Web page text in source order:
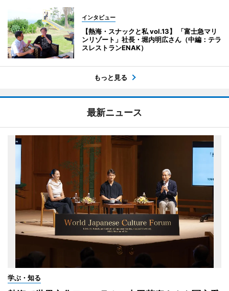
インタビュー
【熱海・スナックと私 vol.13】 「富士急マリ
ンリゾート」社長・堀内明広さん（中編：テラ
スレストランENAK）
もっと見る
最新ニュース
学ぶ・知る